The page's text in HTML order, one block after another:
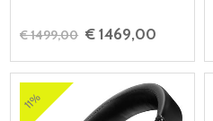
€ 1499,00 € 1469,00
11%